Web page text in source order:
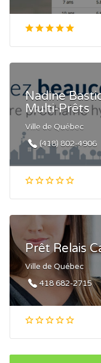
Nadine
Multi-Prêts
Ville de Québec
(418) 802-4906
Prêt Relais
Ville de Québec
418 682-2715